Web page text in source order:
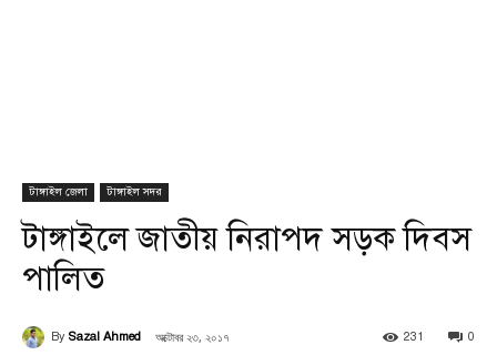
টাঙ্গাইল জেলা টাঙ্গাইল সদর
টাঙ্গাইলে জাতীয় নিরাপদ সড়ক দিবস
পালিত
By Sazal Ahmed অক্টোবর ২৩, ২০১৭ 0
231